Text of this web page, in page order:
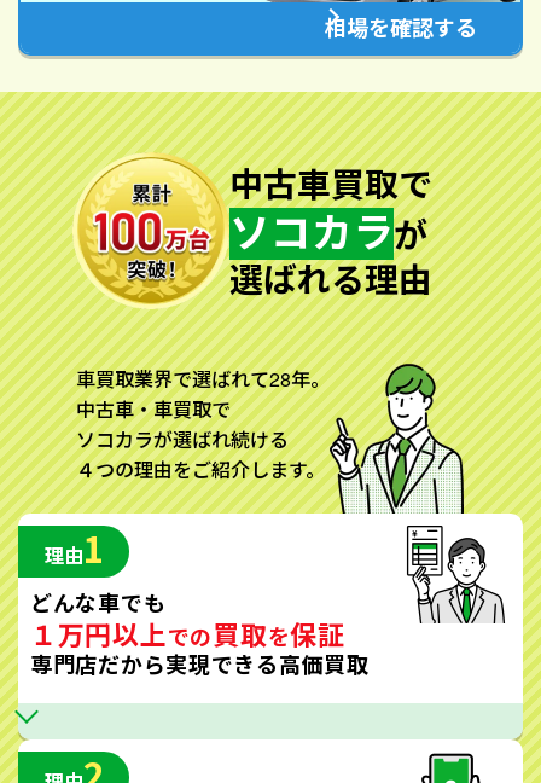
相場を確認する
中古車買取で
ソコカラが
選ばれる理由
車買取業界で選ばれて28年。
中古車・車買取で
ソコカラが選ばれ続ける
４つの理由をご紹介します。
理由1
どんな車でも
１万円以上での買取を保証
専門店だから実現できる高価買取